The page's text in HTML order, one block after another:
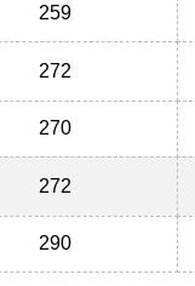
259
272
270
272
290